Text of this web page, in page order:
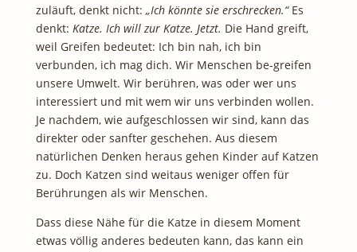
zuläuft, denkt nicht: „Ich könnte sie erschrecken.“Es
denkt: Katze. Ich will zur Katze. Jetzt. Die Hand greift,
weil Greifen bedeutet: Ich bin nah, ich bin
verbunden, ich mag dich. Wir Menschen be-greifen
unsere Umwelt. Wir berühren, was oder wer uns
interessiert und mit wem wir uns verbinden wollen.
Je nachdem, wie aufgeschlossen wir sind, kann das
direkter oder sanfter geschehen. Aus diesem
natürlichen Denken heraus gehen Kinder auf Katzen
zu. Doch Katzen sind weitaus weniger offen für
Berührungen als wir Menschen.
Dass diese Nähe für die Katze in diesem Moment
etwas völlig anderes bedeuten kann, das kann ein